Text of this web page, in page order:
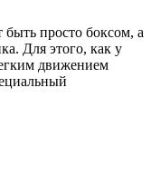
просто боксом, а
Для этого, как у
движением